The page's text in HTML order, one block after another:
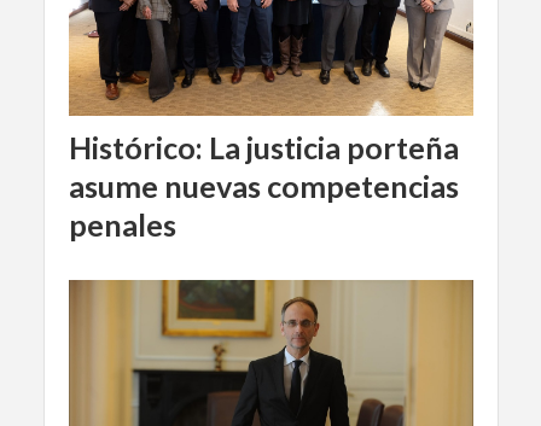
Histórico: La justicia porteña
asume nuevas competencias
penales